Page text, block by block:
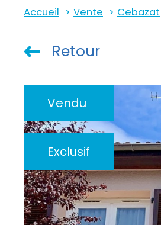
Accueil Vente Cebazat
Retour
Vendu
Exclusif